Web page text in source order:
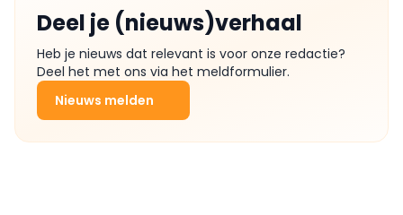
Deel je (nieuws)verhaal
Heb je nieuws dat relevant is voor onze redactie?
Deel het met ons via het meldformulier.
Nieuws melden